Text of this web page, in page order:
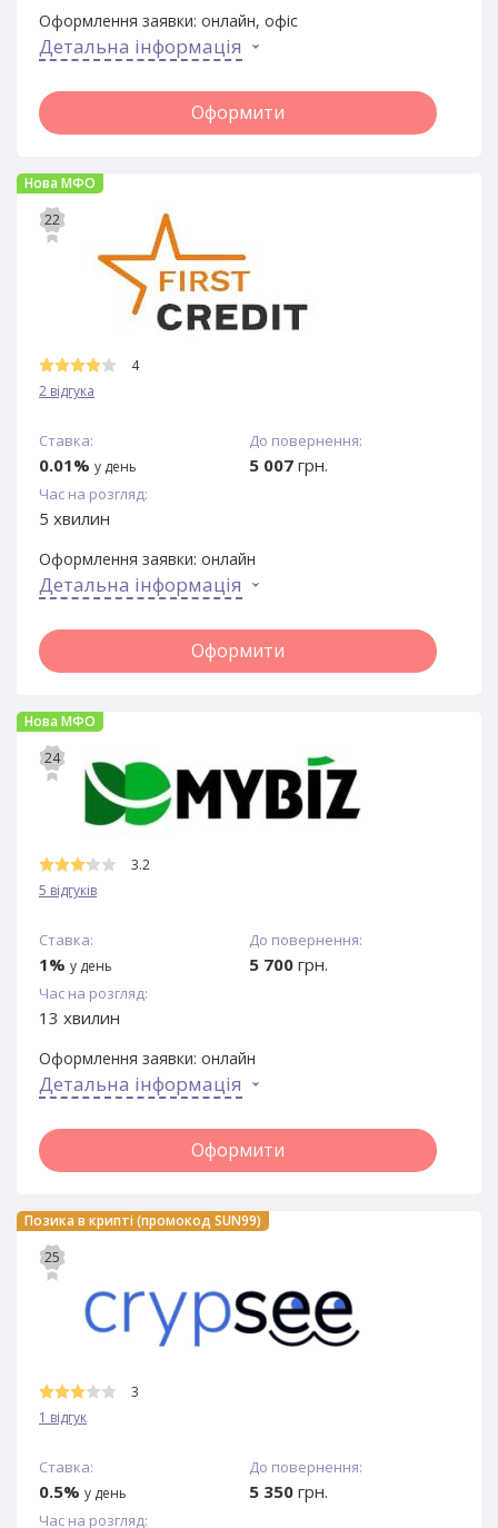
Оформлення заявки: онлайн, офіс
Детальна інформація
Оформити
Нова МФО
22
4
2 відгука
Ставка:
0.01% у день
До повернення:
5 007 грн.
Час на розгляд:
5 хвилин
Оформлення заявки: онлайн
Детальна інформація
Оформити
Нова МФО
24
3.2
5 відгуків
Ставка:
1% у день
До повернення:
5 700 грн.
Час на розгляд:
13 хвилин
Оформлення заявки: онлайн
Детальна інформація
Оформити
Позика в крипті (промокод SUN99)
25
3
1 відгук
Ставка:
0.5% у день
До повернення:
5 350 грн.
Час на розгляд: